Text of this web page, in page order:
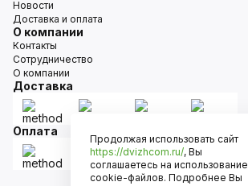
Новости
Доставка и оплата
О компании
Контакты
Сотрудничество
О компании
Доставка
Оплата
Продолжая использовать сайт
https://dvizhcom.ru/, Вы
соглашаетесь на использование
cookie-файлов. Подробнее Вы